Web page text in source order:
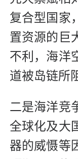
复合型国家
置资源的巨
不利，海洋
道被岛链所
二是海洋竞
全球化及大
器的威慑等